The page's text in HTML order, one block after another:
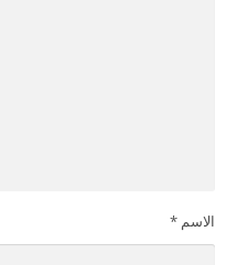
الاسم *